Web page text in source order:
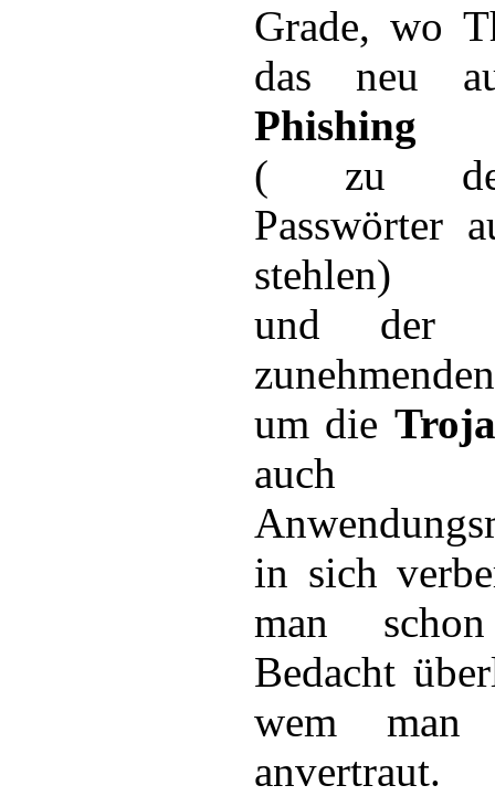
Grade, wo
das neu
Phishing
( zu
Passwörter
stehlen)
und der
um die
auch
in sich
man
Bedacht
wem man
anvertraut.